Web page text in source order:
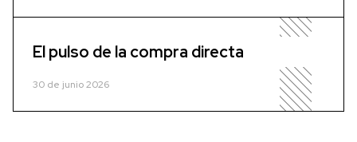
El pulso de la compra directa
30 de junio 2026